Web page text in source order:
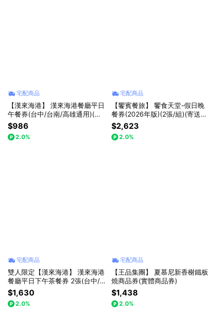
宅配商品
【漢來海港】 漢來海港餐廳平日
午餐券(台中/台南/高雄通用)(寄
送實體票券)
$986
2.0%
宅配商品
【饗賓餐旅】 饗食天堂-假日晚
餐券(2026年版)(2張/組)(寄送實
體票券)
$2,623
2.0%
宅配商品
雙人限定【漢來海港】 漢來海港
餐廳平日下午茶餐券 2張(台中/
台南/高雄通用)(寄送實體票券)
$1,630
2.0%
宅配商品
【王品集團】 夏慕尼新香榭鐵板
燒商品券(實體商品券)
$1,438
2.0%